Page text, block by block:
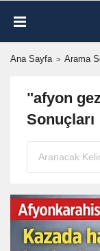
Ana Sayfa Arama
"afyon
Sonuçları